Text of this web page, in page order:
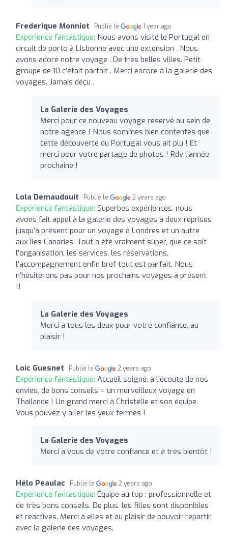
Frederique Monniot Publié le 1 year ago
Expérience fantastique: Nous avons visité le Portugal en
circuit de porto à Lisbonne avec une extension . Nous
avons adoré notre voyage . De très belles villes. Petit
groupe de 10 c’était parfait . Merci encore à la galerie des
voyages. Jamais déçu .
La Galerie des Voyages
Merci pour ce nouveau voyage réservé au sein de
notre agence ! Nous sommes bien contentes que
cette découverte du Portugal vous ait plu ! Et
merci pour votre partage de photos ! Rdv l’année
prochaine !
Lola Demaudouit Publié le 2 years ago
Expérience fantastique: Superbes expériences, nous
avons fait appel à la galerie des voyages à deux reprises
jusqu’à présent pour un voyage à Londres et un autre
aux Îles Canaries. Tout a été vraiment super, que ce soit
l’organisation, les services, les réservations,
l’accompagnement enfin bref tout est parfait. Nous
n’hésiterons pas pour nos prochains voyages à présent
!!
La Galerie des Voyages
Merci à tous les deux pour votre confiance, au
plaisir !
Loic Guesnet Publié le 2 years ago
Expérience fantastique: Accueil soigné, à l'écoute de nos
envies, de bons conseils = un merveilleux voyage en
Thailande ! Un grand merci à Christelle et son équipe.
Vous pouvez y aller les yeux fermés !
La Galerie des Voyages
Merci à vous de votre confiance et à très bientôt !
Hélo Peaulac Publié le 2 years ago
Expérience fantastique: Équipe au top : professionnelle et
de très bons conseils. De plus, les filles sont disponibles
et réactives. Merci à elles et au plaisir de pouvoir repartir
avec la galerie des voyages.